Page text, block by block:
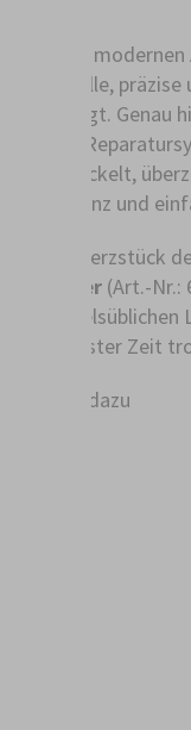
In der
schnelle,
gefragt. Genau
Lack
entwickelt,
Effizienz und
Das Herzstück
Primer (Art.-Nr.:
kürzester Zeit
Mehr dazu